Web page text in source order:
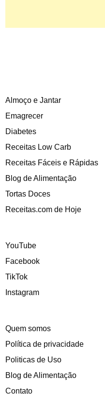
Almoço e Jantar
Emagrecer
Diabetes
Receitas Low Carb
Receitas Fáceis e Rápidas
Blog de Alimentação
Tortas Doces
Receitas.com de Hoje
YouTube
Facebook
TikTok
Instagram
Quem somos
Política de privacidade
Politicas de Uso
Blog de Alimentação
Contato